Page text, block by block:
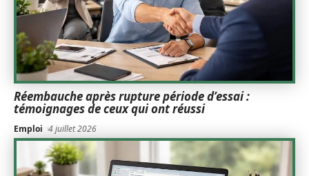
Réembauche après rupture période d’essai :
témoignages de ceux qui ont réussi
Emploi 4 juillet 2026